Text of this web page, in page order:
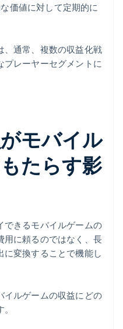
価値に対して定期的に
、通常、複数の収益化戦
プレーヤーセグメントに
モバイル
たらす影
できるモバイルゲームの
用に頼るのではなく、長
変換することで機能し
イルゲームの収益にどの